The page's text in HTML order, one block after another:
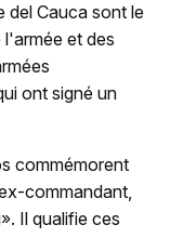
del Cauca sont le
et des
ont signé un
commémorent
commandant,
Il qualifie ces